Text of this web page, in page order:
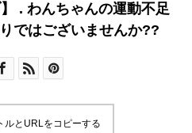
. わんちゃんの運動不足
ではございませんか??
ルとURLをコピーする